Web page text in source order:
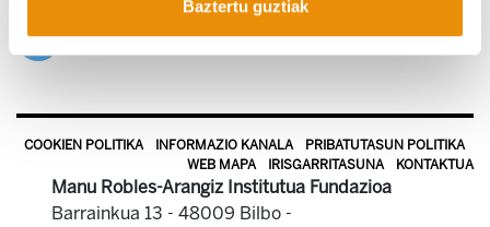
Baztertu guztiak
COOKIEN POLITIKA INFORMAZIO KANALA
PRIBATUTASUN POLITIKA
WEB MAPA
IRISGARRITASUNA KONTAKTUA
Manu Robles-Arangiz Institutua Fundazioa
Barrainkua 13 - 48009 Bilbo -